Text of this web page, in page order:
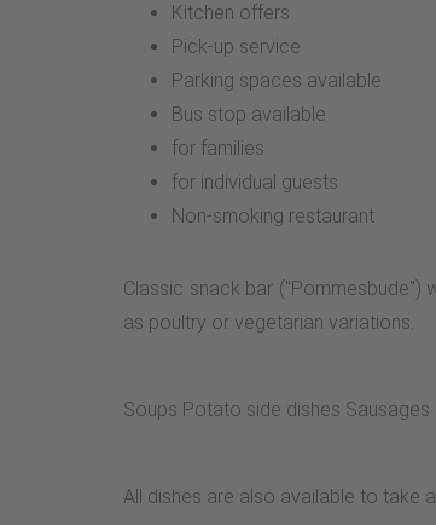
Kitchen offers
Pick-up service
Parking spaces available
Bus stop available
for families
for individual guests
Non-smoking restaurant
Classic snack bar ("Pommesbude")
as poultry or vegetarian variations.
Soups Potato side dishes
All dishes are also available to take